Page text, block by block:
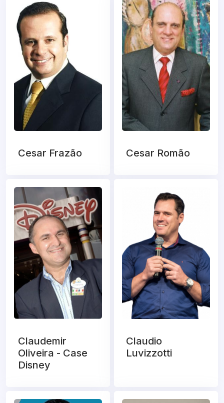
Cesar Frazão Cesar Romão
Claudemir
Oliveira - Case
Disney
Claudio
Luvizzotti